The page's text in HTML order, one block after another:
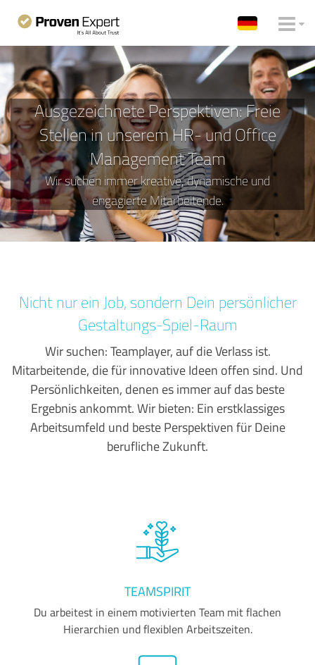
Ausgezeichnete Perspektiven: Freie
Stellen in unserem HR- und Office
Management Team
Wir suchen immer kreative, dynamische und
engagierte Mitarbeitende.
Nicht nur ein Job, sondern Dein persönlicher
Gestaltungs-Spiel-Raum
Wir suchen: Teamplayer, auf die Verlass ist.
Mitarbeitende, die für innovative Ideen offen sind. Und
Persönlichkeiten, denen es immer auf das beste
Ergebnis ankommt. Wir bieten: Ein erstklassiges
Arbeitsumfeld und beste Perspektiven für Deine
berufliche Zukunft.
TEAMSPIRIT
Du arbeitest in einem motivierten Team mit flachen
Hierarchien und flexiblen Arbeitszeiten.